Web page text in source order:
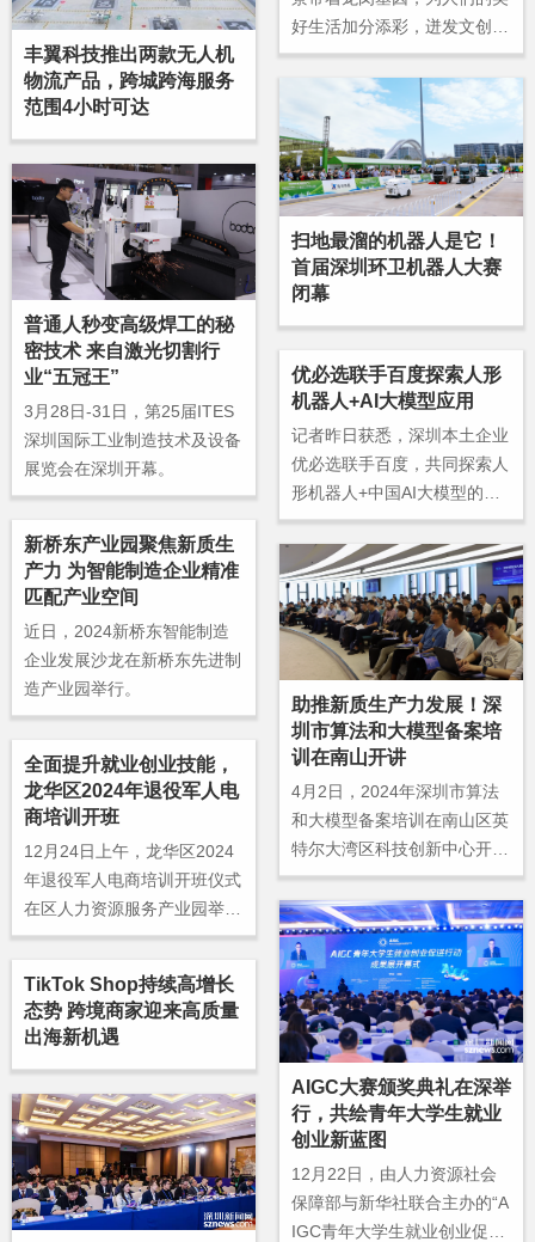
好生活加分添彩，迸发文创产
业蓬勃的生命力，闯出一条工
业大区文化产业高质量发展的
新路径。
丰翼科技推出两款无人机
物流产品，跨城跨海服务
范围4小时可达
扫地最溜的机器人是它！
首届深圳环卫机器人大赛
闭幕
普通人秒变高级焊工的秘
密技术 来自激光切割行
业“五冠王”
3月28日-31日，第25届ITES
深圳国际工业制造技术及设备
展览会在深圳开幕。
优必选联手百度探索人形
机器人+AI大模型应用
记者昨日获悉，深圳本土企业
优必选联手百度，共同探索人
形机器人+中国AI大模型的应
用，加速构建新质生产力，为
人工智能和人形机器人产业高
质量发展注入新动能。
新桥东产业园聚焦新质生
产力 为智能制造企业精准
匹配产业空间
近日，2024新桥东智能制造
企业发展沙龙在新桥东先进制
造产业园举行。
助推新质生产力发展！深
圳市算法和大模型备案培
训在南山开讲
4月2日，2024年深圳市算法
和大模型备案培训在南山区英
特尔大湾区科技创新中心开
班。
全面提升就业创业技能，
龙华区2024年退役军人电
商培训开班
12月24日上午，龙华区2024
年退役军人电商培训开班仪式
在区人力资源服务产业园举
行。
AIGC大赛颁奖典礼在深举
行，共绘青年大学生就业
创业新蓝图
12月22日，由人力资源社会
保障部与新华社联合主办的“A
IGC青年大学生就业创业促进
TikTok Shop持续高增长
态势 跨境商家迎来高质量
出海新机遇